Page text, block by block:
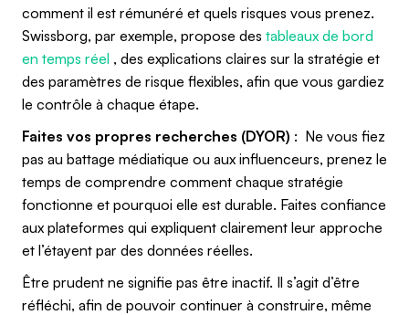
comment il est rémunéré et quels risques vous prenez.
Swissborg, par exemple, propose des tableaux de bord
en temps réel , des explications claires sur la stratégie et
des paramètres de risque flexibles, afin que vous gardiez
le contrôle à chaque étape.
Faites vos propres recherches (DYOR) : Ne vous fiez
pas au battage médiatique ou aux influenceurs, prenez le
temps de comprendre comment chaque stratégie
fonctionne et pourquoi elle est durable. Faites confiance
aux plateformes qui expliquent clairement leur approche
et l’étayent par des données réelles.
Être prudent ne signifie pas être inactif. Il s’agit d’être
réfléchi, afin de pouvoir continuer à construire, même